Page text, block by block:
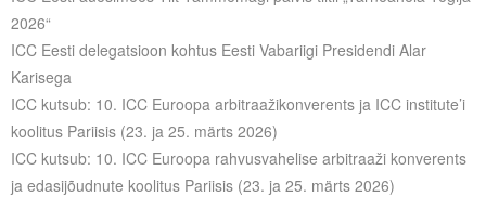
2026“
ICC Eesti delegatsioon kohtus Eesti Vabariigi Presidendi Alar
Karisega
ICC kutsub: 10. ICC Euroopa arbitraažikonverents ja ICC institute’i
koolitus Pariisis (23. ja 25. märts 2026)
ICC kutsub: 10. ICC Euroopa rahvusvahelise arbitraaži konverents
ja edasijõudnute koolitus Pariisis (23. ja 25. märts 2026)